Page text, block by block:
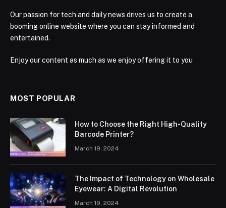
Our passion for tech and daily news drives us to create a
booming online website where you can stay informed and
entertained.
Enjoy our content as much as we enjoy offering it to you
MOST POPULAR
How to Choose the Right High-Quality
Barcode Printer?
March 19, 2024
The Impact of Technology on Wholesale
Eyewear: A Digital Revolution
March 19, 2024